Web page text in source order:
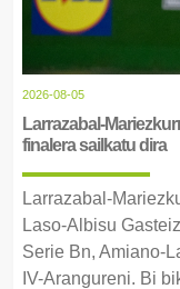
2026-08-05
Larrazabal-
finalera sailkatu dira
Larrazabal-
Laso-Albisu
Serie Bn, Amiano-
IV-Arangureni. Bi